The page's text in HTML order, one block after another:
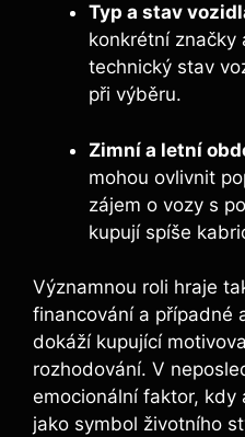
Typ a stav
konkrétní značky
technický stav
při výběru.
Zimní a letní
mohou ovlivnit
zájem o vozy s
kupují spíše
Významnou roli hraje
financování a případné
dokáží kupující
rozhodování. V
emocionální faktor, kdy
jako symbol životního